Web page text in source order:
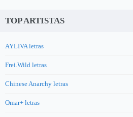
TOP ARTISTAS
AYLIVA letras
Frei.Wild letras
Chinese Anarchy letras
Omar+ letras